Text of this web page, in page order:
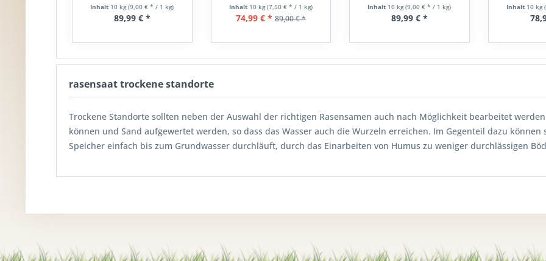
strapazierfähige...
Inhalt 10 kg(9,00 € * / 1 kg)
89,99 € *
Inhalt 10 kg(7,50 € * / 1 kg)
74,99 € * 89,00 € *
extreme...
Inhalt 10 kg(9,00 € * / 1 kg)
89,99 € *
Inhalt 10 kg
rasensaat trockene standorte
Trockene Standorte sollten neben der Auswahl der richtigen Rasensamen auch nach Möglichkeit bearbeitet
können und Sand aufgewertet werden, so dass das Wasser auch die Wurzeln erreichen. Im Gegenteil dazu
Speicher einfach bis zum Grundwasser durchläuft, durch das Einarbeiten von Humus zu weniger durchlässigen